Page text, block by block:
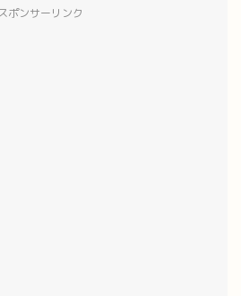
スポンサーリンク